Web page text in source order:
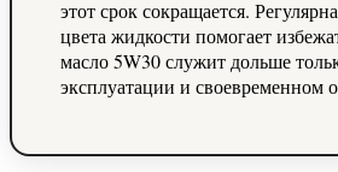
этот срок сокращается.
цвета жидкости помогает
масло 5W30 служит дольше
эксплуатации и своевременном